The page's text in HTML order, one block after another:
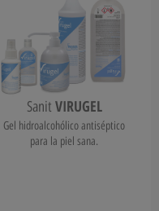
Sanit VIRUGEL
Gel hidroalcohólico antiséptico
para la piel sana.